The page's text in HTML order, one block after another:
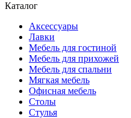
Каталог
Аксессуары
Лавки
Мебель для гостиной
Мебель для прихожей
Мебель для спальни
Мягкая мебель
Офисная мебель
Столы
Стулья